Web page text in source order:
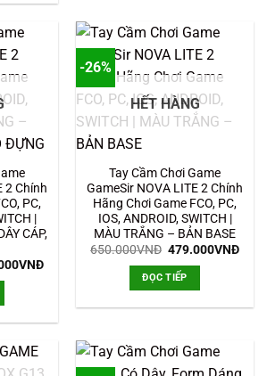
2 Chính
PC,
|
CÁP,
VNĐGiá
549.000VNĐ.
-26%
HẾT HÀNG
Tay Cầm Chơi Game
GameSir NOVA LITE 2 Chính
Hãng Chơi Game FCO, PC,
IOS, ANDROID, SWITCH |
MÀU TRẮNG – BẢN BASE
650.000VNĐ Giá
là:
650.000VNĐ.
479.000VNĐGiá
ĐỌC TIẾP